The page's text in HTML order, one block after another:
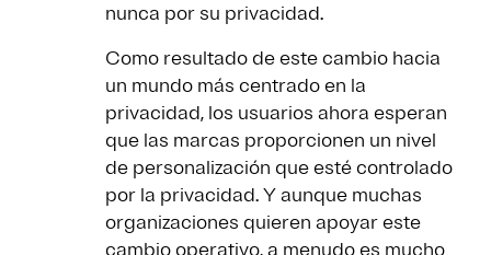
nunca por su privacidad.
Como resultado de este cambio hacia
un mundo más centrado en la
privacidad, los usuarios ahora esperan
que las marcas proporcionen un nivel
de personalización que esté controlado
por la privacidad. Y aunque muchas
organizaciones quieren apoyar este
cambio operativo, a menudo es mucho